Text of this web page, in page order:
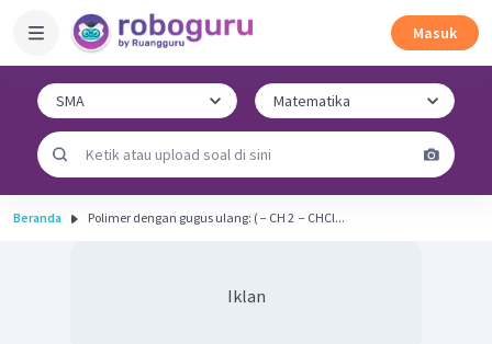
Masuk
Beranda Polimer dengan gugus ulang: ( − CH 2 ​ − CHCl...
Iklan